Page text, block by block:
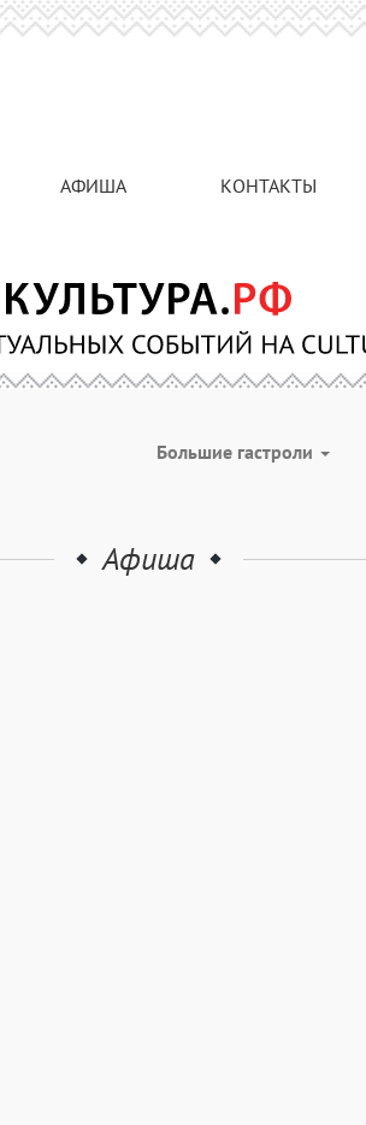
АФИША КОНТАКТЫ
Большие гастроли
Афиша